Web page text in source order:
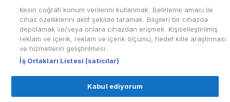
Üyelik Sözleşmesi
Kvkk Politikası
Çerez Politikası
© Copyright
puhutv.com Tüm hakları Puhu
Kesin coğrafi konum verilerini kullanmak. Belirleme amacı ile
cihaz özelliklerini aktif şekilde taramak. Bilgileri bir cihazda
depolamak ve/veya onlara cihazdan erişmek. Kişiselleştirilmiş
reklam ve içerik, reklam ve içerik ölçümü, hedef kitle araştırması
ve hizmetlerin geliştirilmesi.
İş Ortakları Listesi (satıcılar)
Kabul ediyorum